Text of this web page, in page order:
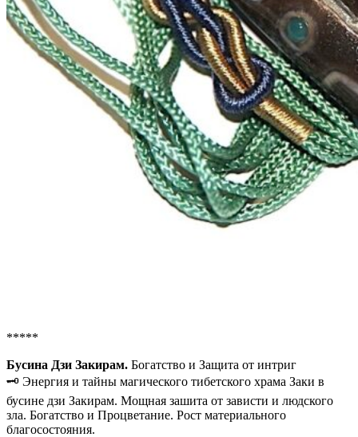
*****
Бусина Дзи Закирам. Богатство и Защита от интриг
🗝 Энергия и тайны магического тибетского храма Заки в
бусине дзи Закирам. Мощная зашита от зависти и людского
зла. Богатство и Процветание. Рост материального
благосостояния.